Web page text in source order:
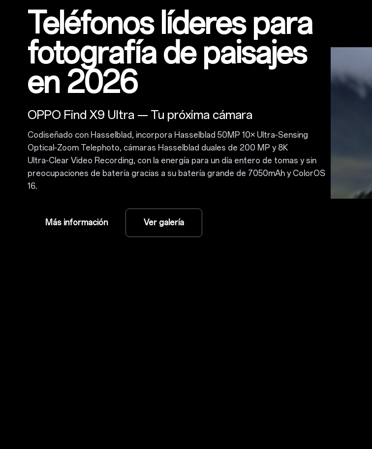
Teléfonos líderes para
fotografía de paisajes
en 2026
OPPO Find X9 Ultra — Tu próxima cámara
Codiseñado con Hasselblad, incorpora Hasselblad 50MP 10× Ultra‑Sensing
Optical‑Zoom Telephoto, cámaras Hasselblad duales de 200 MP y 8K
Ultra‑Clear Video Recording, con la energía para un día entero de tomas y sin
preocupaciones de batería gracias a su batería grande de 7050mAh y ColorOS
16.
Más información Ver galería